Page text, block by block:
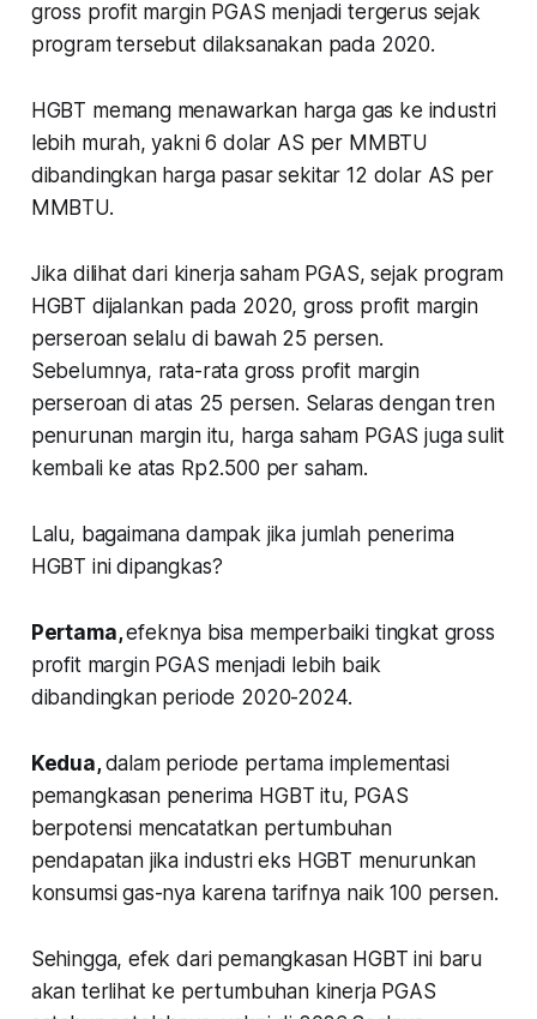
gross profit margin PGAS menjadi tergerus sejak
program tersebut dilaksanakan pada 2020.
HGBT memang menawarkan harga gas ke industri
lebih murah, yakni 6 dolar AS per MMBTU
dibandingkan harga pasar sekitar 12 dolar AS per
MMBTU.
Jika dilihat dari kinerja saham PGAS, sejak program
HGBT dijalankan pada 2020, gross profit margin
perseroan selalu di bawah 25 persen.
Sebelumnya, rata-rata gross profit margin
perseroan di atas 25 persen. Selaras dengan tren
penurunan margin itu, harga saham PGAS juga sulit
kembali ke atas Rp2.500 per saham.
Lalu, bagaimana dampak jika jumlah penerima
HGBT ini dipangkas?
Pertama,efeknya bisa memperbaiki tingkat gross
profit margin PGAS menjadi lebih baik
dibandingkan periode 2020-2024.
Kedua,dalam periode pertama implementasi
pemangkasan penerima HGBT itu, PGAS
berpotensi mencatatkan pertumbuhan
pendapatan jika industri eks HGBT menurunkan
konsumsi gas-nya karena tarifnya naik 100 persen.
Sehingga, efek dari pemangkasan HGBT ini baru
akan terlihat ke pertumbuhan kinerja PGAS